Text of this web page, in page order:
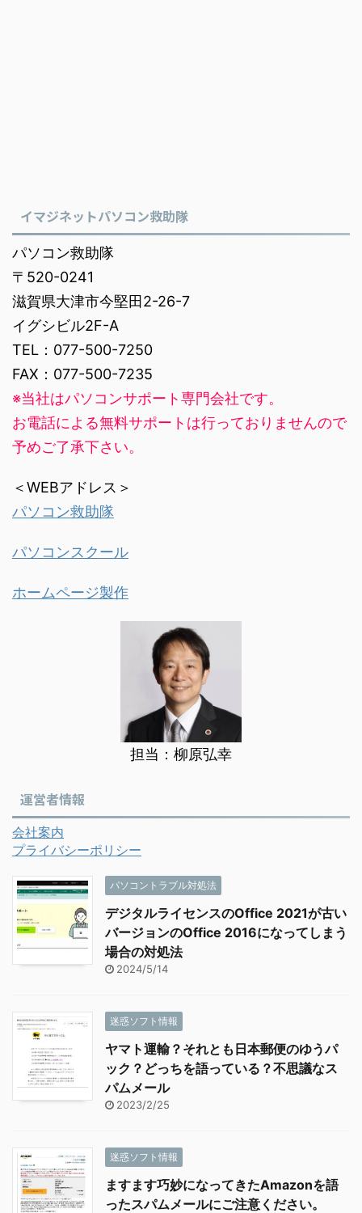
イマジネットパソコン救助隊
パソコン救助隊
〒520-0241
滋賀県大津市今堅田2-26-7
イグシビル2F-A
TEL：077-500-7250
FAX：077-500-7235
※当社はパソコンサポート専門会社です。
お電話による無料サポートは行っておりませんので
予めご了承下さい。
＜WEBアドレス＞
パソコン救助隊
パソコンスクール
ホームページ製作
担当：柳原弘幸
運営者情報
会社案内
プライバシーポリシー
パソコントラブル対処法
デジタルライセンスのOffice 2021が古い
バージョンのOffice 2016になってしまう
場合の対処法
2024/5/14
迷惑ソフト情報
ヤマト運輸？それとも日本郵便のゆうパ
ック？どっちを語っている？不思議なス
パムメール
2023/2/25
迷惑ソフト情報
ますます巧妙になってきたAmazonを語
ったスパムメールにご注意ください。